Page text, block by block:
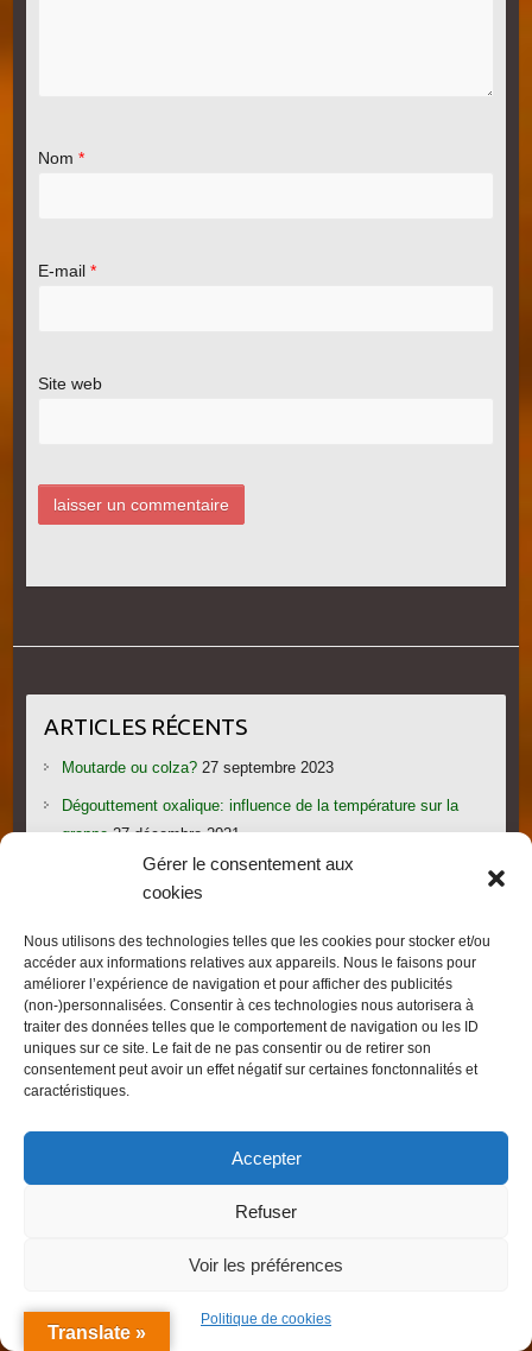
Gérer le consentement aux
cookies
Nous utilisons des technologies telles que les cookies pour stocker et/ou
accéder aux informations relatives aux appareils. Nous le faisons pour
améliorer l’expérience de navigation et pour afficher des publicités
(non-)personnalisées. Consentir à ces technologies nous autorisera à
traiter des données telles que le comportement de navigation ou les ID
uniques sur ce site. Le fait de ne pas consentir ou de retirer son
consentement peut avoir un effet négatif sur certaines fonctonnalités et
caractéristiques.
Accepter
Refuser
Voir les préférences
Politique de cookies
Nom *
E-mail *
Site web
ARTICLES RÉCENTS
Moutarde ou colza? 27 septembre 2023
Dégouttement oxalique: influence de la température sur la
grappe 27 décembre 2021
Le candi provoque l’essaimage: vraiment?
Les villages provençaux du Pays de Fayence 19 septembre
2021
Sponsorisé par
Translate »